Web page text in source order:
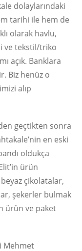
dolaylarındaki
tarihi ile hem de
olarak havlu,
ve tekstil/triko
açık. Banklara
Biz henüz o
alıp
geçtikten sonra
en eski
oldukça
ürün
çikolatalar,
şekerler bulmak
ürün ve paket
Mehmet